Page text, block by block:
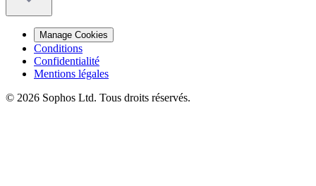
Manage Cookies
Conditions
Confidentialité
Mentions légales
© 2026 Sophos Ltd. Tous droits réservés.